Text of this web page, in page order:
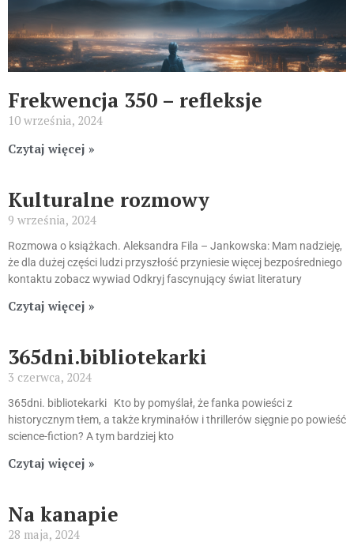
Frekwencja 350 – refleksje
10 września, 2024
Czytaj więcej »
Kulturalne rozmowy
9 września, 2024
Rozmowa o książkach. Aleksandra Fila – Jankowska: Mam nadzieję,
że dla dużej części ludzi przyszłość przyniesie więcej bezpośredniego
kontaktu zobacz wywiad Odkryj fascynujący świat literatury
Czytaj więcej »
365dni.bibliotekarki
3 czerwca, 2024
365dni. bibliotekarki Kto by pomyślał, że fanka powieści z
historycznym tłem, a także kryminałów i thrillerów sięgnie po powieść
science-fiction? A tym bardziej kto
Czytaj więcej »
Na kanapie
28 maja, 2024